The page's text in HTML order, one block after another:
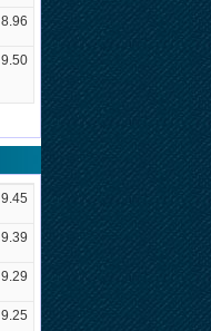
8.96
9.50
9.45
9.39
9.29
9.25